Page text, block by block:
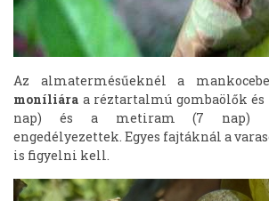
Az almatermésűeknél a
moníliára a réztartalmú gombaölők
nap) és a metiram (7 nap)
engedélyezettek. Egyes fajtáknál a
is figyelni kell.